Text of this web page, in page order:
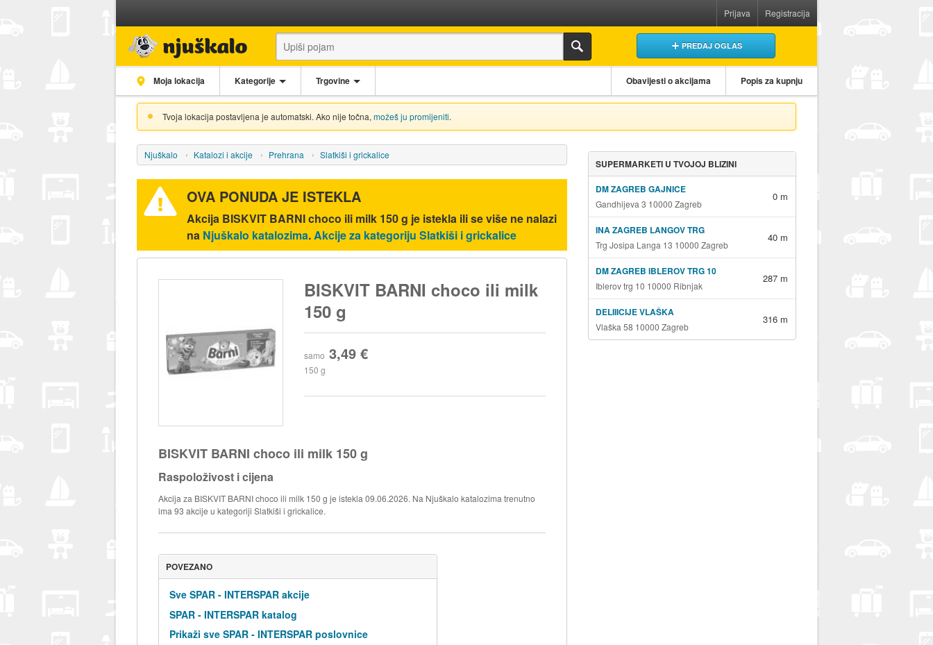
Prijava Registracija
PREDAJ OGLAS
Moja lokacija Kategorije Trgovine Obavijesti o akcijama Popis za kupnju
Tvoja lokacija postavljena je automatski. Ako nije točna, možeš ju promijeniti.
Njuškalo Katalozi i akcije Prehrana Slatkiši i grickalice
OVA PONUDA JE ISTEKLA
Akcija BISKVIT BARNI choco ili milk 150 g je istekla ili se više ne nalazi
na Njuškalo katalozima.Akcije za kategoriju Slatkiši i grickalice
BISKVIT BARNI choco ili milk
150 g
samo 3,49 €
150 g
BISKVIT BARNI choco ili milk 150 g
Raspoloživost i cijena
Akcija za BISKVIT BARNI choco ili milk 150 g je istekla 09.06.2026. Na Njuškalo katalozima trenutno
ima 93 akcije u kategoriji Slatkiši i grickalice.
POVEZANO
Sve SPAR - INTERSPAR akcije
SPAR - INTERSPAR katalog
Prikaži sve SPAR - INTERSPAR poslovnice
SUPERMARKETI U TVOJOJ BLIZINI
DM ZAGREB GAJNICE
Gandhijeva 3 10000 Zagreb
0 m
INA ZAGREB LANGOV TRG
Trg Josipa Langa 13 10000 Zagreb
40 m
DM ZAGREB IBLEROV TRG 10
Iblerov trg 10 10000 Ribnjak
287 m
DELIIICIJE VLAŠKA
Vlaška 58 10000 Zagreb
316 m